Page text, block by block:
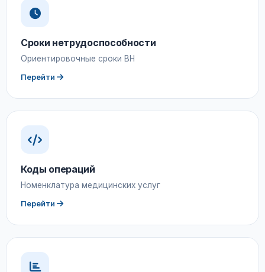
Сроки нетрудоспособности
Ориентировочные сроки ВН
Перейти
Коды операций
Номенклатура медицинских услуг
Перейти